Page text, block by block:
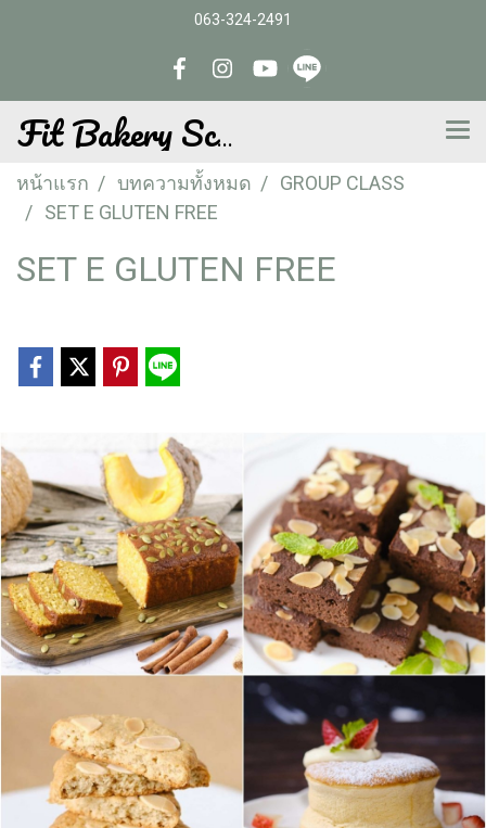
063-324-2491
Fit Bakery School
หน้าแรก บทความทั้งหมด
GROUP CLASS
SET E GLUTEN FREE
SET E GLUTEN FREE